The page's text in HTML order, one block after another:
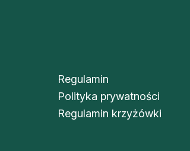
Regulamin
Polityka prywatności
Regulamin krzyżówki